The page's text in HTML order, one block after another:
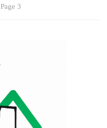
Page 3